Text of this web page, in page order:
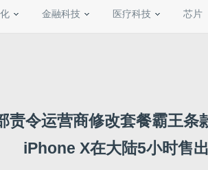
金融科技 医疗科技 芯片
责令运营商修改套餐霸王条
iPhone X在大陆5小时售